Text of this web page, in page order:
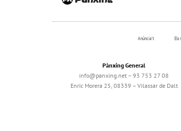
Anúncia’t Els
Pànxing General
info@panxing.net – 93 753 27 08
Enric Morera 25, 08339 – Vilassar de Dalt